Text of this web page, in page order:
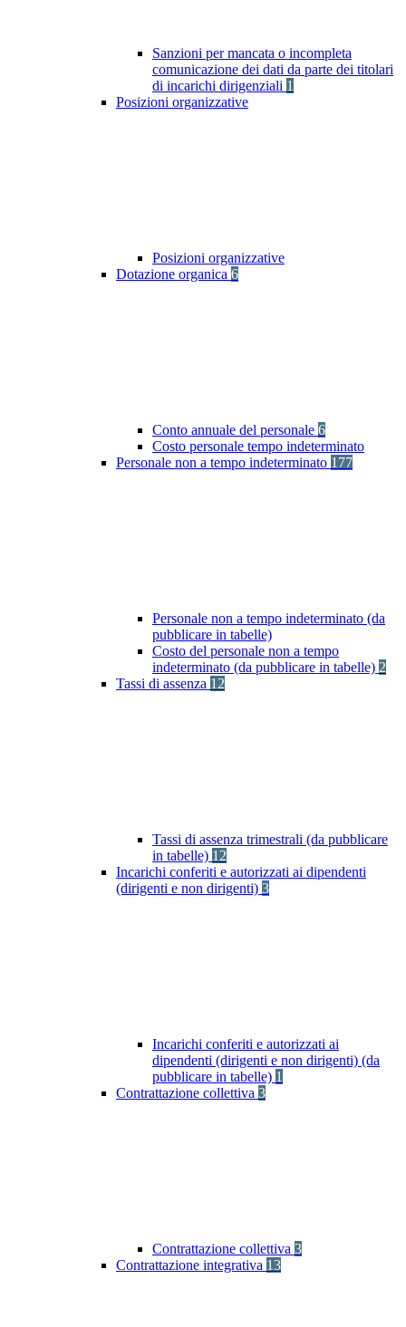
Sanzioni per mancata o incompleta
comunicazione dei dati da parte dei titolari
di incarichi dirigenziali 1
Posizioni organizzative
Posizioni organizzative
Dotazione organica 6
Conto annuale del personale 6
Costo personale tempo indeterminato
Personale non a tempo indeterminato 177
Personale non a tempo indeterminato (da
pubblicare in tabelle)
Costo del personale non a tempo
indeterminato (da pubblicare in tabelle) 2
Tassi di assenza 12
Tassi di assenza trimestrali (da pubblicare
in tabelle) 12
Incarichi conferiti e autorizzati ai dipendenti
(dirigenti e non dirigenti) 3
Incarichi conferiti e autorizzati ai
dipendenti (dirigenti e non dirigenti) (da
pubblicare in tabelle) 1
Contrattazione collettiva 3
Contrattazione collettiva 3
Contrattazione integrativa 13